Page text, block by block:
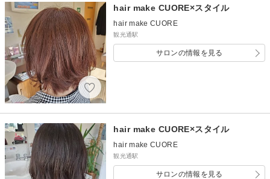
hair make CUORE×スタイル
hair make CUORE
観光通駅
サロンの情報を見る
hair make CUORE×スタイル
hair make CUORE
観光通駅
サロンの情報を見る